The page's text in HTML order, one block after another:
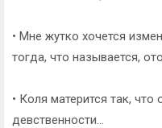
• Мне жутко хочется
тогда, что называется,
• Коля матерится так,
девственности...